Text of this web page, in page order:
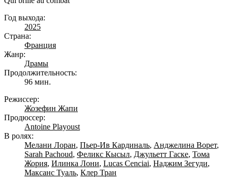
Год выхода:
2025
Страна:
Франция
Жанр:
Драмы
Продолжительность:
96 мин.
Режиссер:
Жозефин Жапи
Продюссер:
Antoine Playoust
В ролях:
Мелани Лоран, Пьер-Ив Кардиналь, Анджелина Ворет,
Sarah Pachoud, Феликс Кысыл, Джульетт Гаске, Тома
Жория, Илинка Лони, Lucas Cenciai, Наджим Зегуди,
Максанс Туаль, Клер Тран